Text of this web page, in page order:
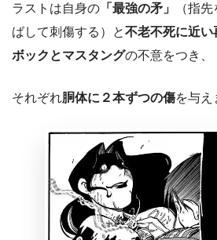
ラストは自身の 「最強の矛」
（指
ばして刺傷する）と不老不死に近い
ボックとマスタングの不意をつき、
それぞれ胴体に２本ずつの傷を与え